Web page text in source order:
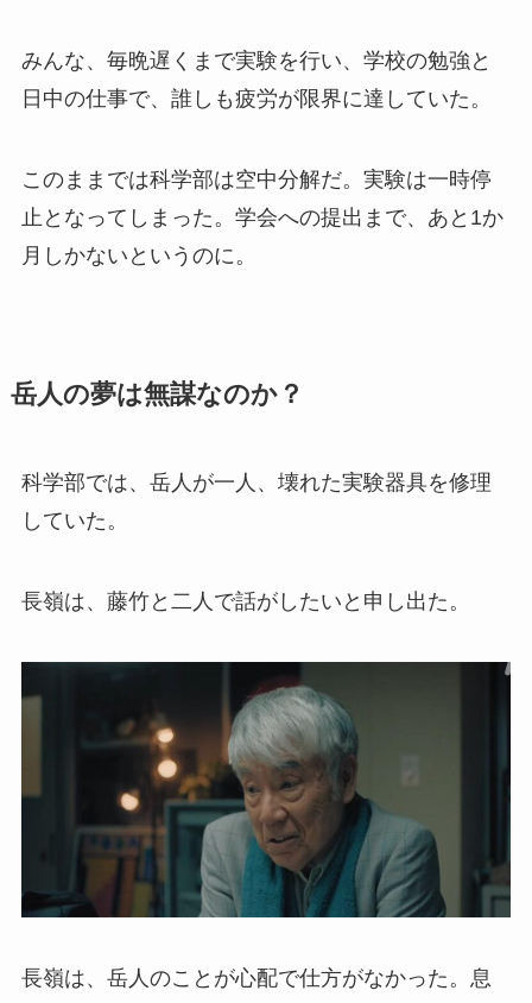
みんな、毎晩遅くまで実験を行い、学校の勉強と
日中の仕事で、誰しも疲労が限界に達していた。
このままでは科学部は空中分解だ。実験は一時停
止となってしまった。学会への提出まで、あと1か
月しかないというのに。
岳人の夢は無謀なのか？
科学部では、岳人が一人、壊れた実験器具を修理
していた。
長嶺は、藤竹と二人で話がしたいと申し出た。
長嶺は、岳人のことが心配で仕方がなかった。息